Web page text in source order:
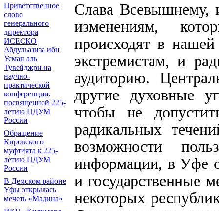
Приветственное
слово
генерального
директора
ИСЕСКО
Абдульазиза ибн
Усман аль
Тувейджри на
научно-
практической
конференции,
посвященной 225-
летию ЦДУМ
России
Обращение
Кировского
муфтията к 225-
летию ЦДУМ
России
В Демском районе
Уфы открылась
мечеть «Мадина»
Слава Всевышнему,
изменениям,
происходят в
экстремистам, и
аудиторию.
другие духовные
чтобы не
радикальных
возможности
информации, в Уфе
и государственные
некоторых